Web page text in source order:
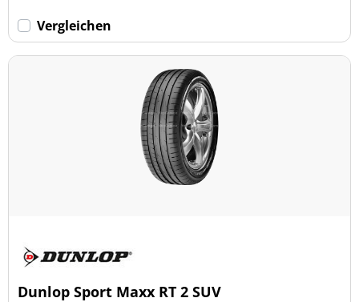
Vergleichen
Dunlop Sport Maxx RT 2 SUV